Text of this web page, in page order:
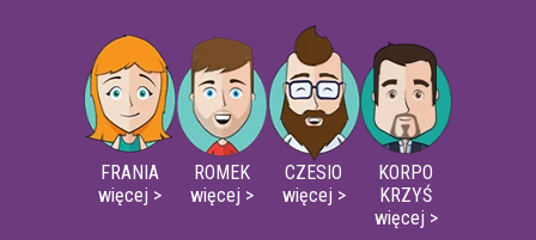
FRANIA
więcej >
ROMEK
więcej >
CZESIO
więcej >
KORPO
KRZYŚ
więcej >